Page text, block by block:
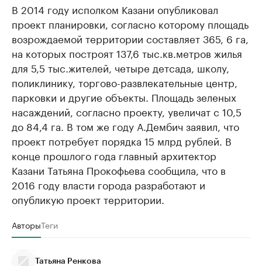
В 2014 году исполком Казани опубликовал
проект планировки, согласно которому площадь
возрождаемой территории составляет 365, 6 га,
на которых построят 137,6 тыс.кв.метров жилья
для 5,5 тыс.жителей, четыре детсада, школу,
поликлинику, торгово-развлекательные центр,
парковки и другие объекты. Площадь зеленых
насаждений, согласно проекту, увеличат с 10,5
до 84,4 га. В том же году А.Дембич заявил, что
проект потребует порядка 15 млрд рублей. В
конце прошлого года главный архитектор
Казани Татьяна Прокофьева сообщила, что в
2016 году власти города разработают и
опубликую проект территории.
АвторыТеги
Татьяна Ренкова